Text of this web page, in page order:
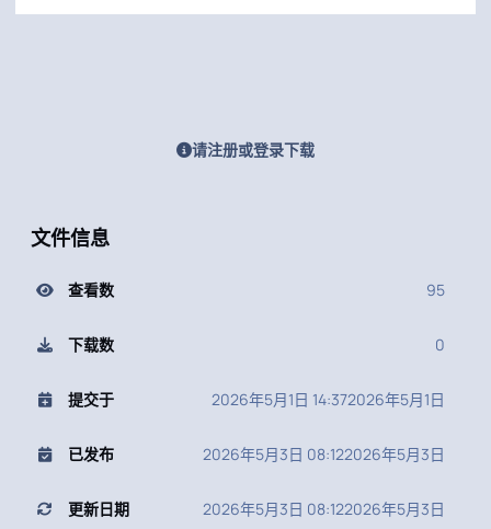
请注册或登录下载
文件信息
查看数 95
下载数 0
提交于 2026年5月1日 14:372026年5月1日
已发布 2026年5月3日 08:122026年5月3日
更新日期 2026年5月3日 08:122026年5月3日